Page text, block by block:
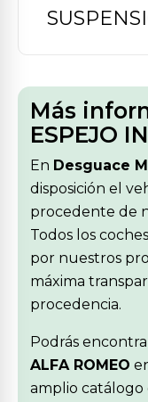
Más
ESPEJO
En Desguace
disposición el
procedente de
Todos los
por nuestros
máxima
procedencia.
Podrás
ALFA ROMEO
amplio